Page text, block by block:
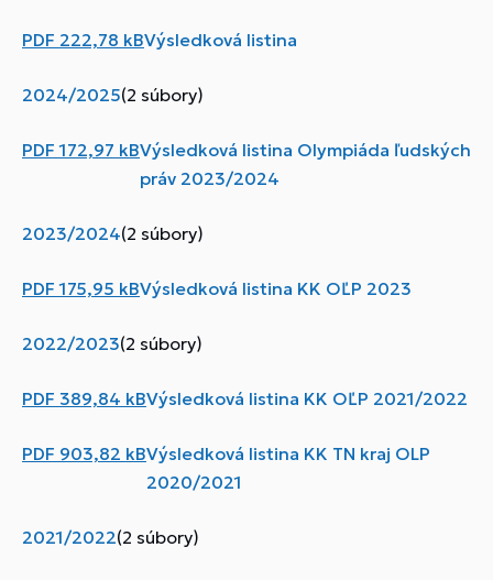
PDF 222,78 kBVýsledková listina
2024/2025(2 súbory)
PDF172,97 kBVýsledková listina Olympiáda ľudských
práv 2023/2024
2023/2024(2 súbory)
PDF175,95 kBVýsledková listina KK OĽP 2023
2022/2023(2 súbory)
PDF 389,84 kBVýsledková listina KK OĽP 2021/2022
PDF 903,82 kBVýsledková listina KK TN kraj OLP
2020/2021
2021/2022(2 súbory)